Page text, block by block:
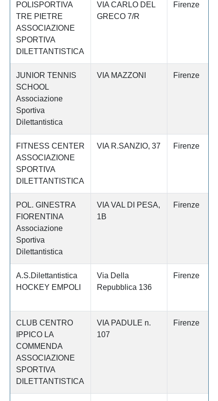
POLISPORTIVA
TRE PIETRE
ASSOCIAZIONE
SPORTIVA
DILETTANTISTICA
VIA CARLO DEL
GRECO 7/R
Firenze
JUNIOR TENNIS
SCHOOL
Associazione
Sportiva
Dilettantistica
VIA MAZZONI Firenze
FITNESS CENTER
ASSOCIAZIONE
SPORTIVA
DILETTANTISTICA
VIA R.SANZIO, 37 Firenze
POL. GINESTRA
FIORENTINA
Associazione
Sportiva
Dilettantistica
VIA VAL DI PESA,
1B
Firenze
A.S.Dilettantistica
HOCKEY EMPOLI
Via Della
Repubblica 136
Firenze
CLUB CENTRO
IPPICO LA
COMMENDA
ASSOCIAZIONE
SPORTIVA
DILETTANTISTICA
VIA PADULE n.
107
Firenze